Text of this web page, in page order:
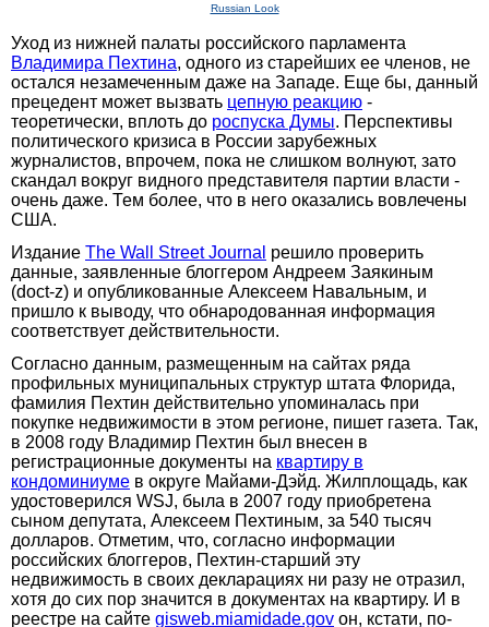
Russian Look
Уход из нижней палаты российского парламента
Владимира Пехтина, одного из старейших ее членов, не
остался незамеченным даже на Западе. Еще бы, данный
прецедент может вызвать цепную реакцию -
теоретически, вплоть до роспуска Думы. Перспективы
политического кризиса в России зарубежных
журналистов, впрочем, пока не слишком волнуют, зато
скандал вокруг видного представителя партии власти -
очень даже. Тем более, что в него оказались вовлечены
США.
Издание The Wall Street Journal решило проверить
данные, заявленные блоггером Андреем Заякиным
(doct-z) и опубликованные Алексеем Навальным, и
пришло к выводу, что обнародованная информация
соответствует действительности.
Согласно данным, размещенным на сайтах ряда
профильных муниципальных структур штата Флорида,
фамилия Пехтин действительно упоминалась при
покупке недвижимости в этом регионе, пишет газета. Так,
в 2008 году Владимир Пехтин был внесен в
регистрационные документы на квартиру в
кондоминиуме в округе Майами-Дэйд. Жилплощадь, как
удостоверился WSJ, была в 2007 году приобретена
сыном депутата, Алексеем Пехтиным, за 540 тысяч
долларов. Отметим, что, согласно информации
российских блоггеров, Пехтин-старший эту
недвижимость в своих декларациях ни разу не отразил,
хотя до сих пор значится в документах на квартиру. И в
реестре на сайте gisweb.miamidade.gov он, кстати, по-